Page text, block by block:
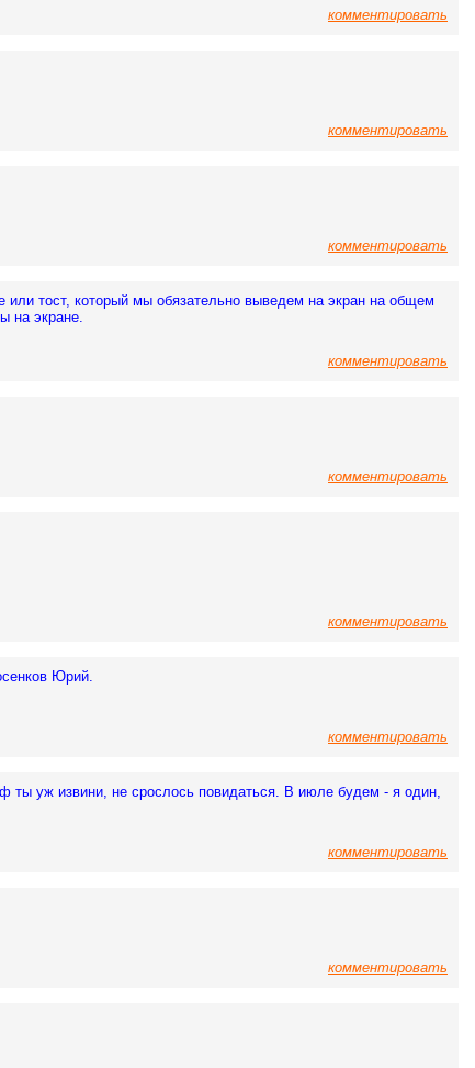
комментировать
комментировать
комментировать
или тост, который мы обязательно выведем на экран на общем
на экране.
комментировать
комментировать
комментировать
Юрий.
комментировать
ты уж извини, не срослось повидаться. В июле будем - я один,
комментировать
комментировать